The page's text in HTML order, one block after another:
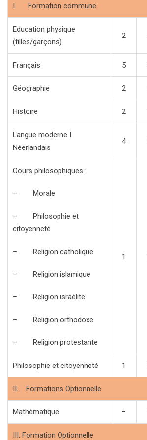
I. Formation commune
Education physique
(filles/garçons)
2
Français 5
Géographie 2
Histoire 2
Langue moderne I
Néerlandais
4
Cours philosophiques :
– Morale
– Philosophie et
citoyenneté
– Religion catholique
– Religion islamique
– Religion israélite
– Religion orthodoxe
– Religion protestante
1
Philosophie et citoyenneté 1
II. Formations Optionnelle
Mathématique –
III. Formation Optionnelle